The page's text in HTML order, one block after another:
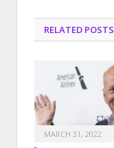
RELATED POSTS
MARCH 31, 2022